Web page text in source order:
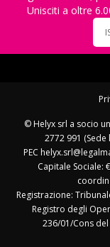
Unisciti a oltre
© Helyx srl a socio
2772 991
PEC
Capitale Sociale:
Registrazione:
Registro degli
236/01/Cons